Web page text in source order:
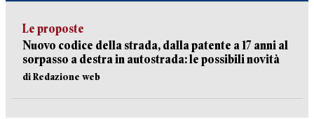
Le proposte
Nuovo codice della strada, dalla patente a 17 anni al
sorpasso a destra in autostrada: le possibili novità
di Redazione web